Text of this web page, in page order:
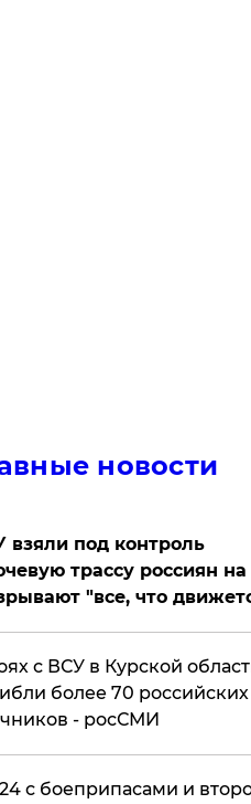
новости
взяли под контроль
трассу россиян
"все, что
с ВСУ в Курской
более 70 российских
- росСМИ
с боеприпасами и